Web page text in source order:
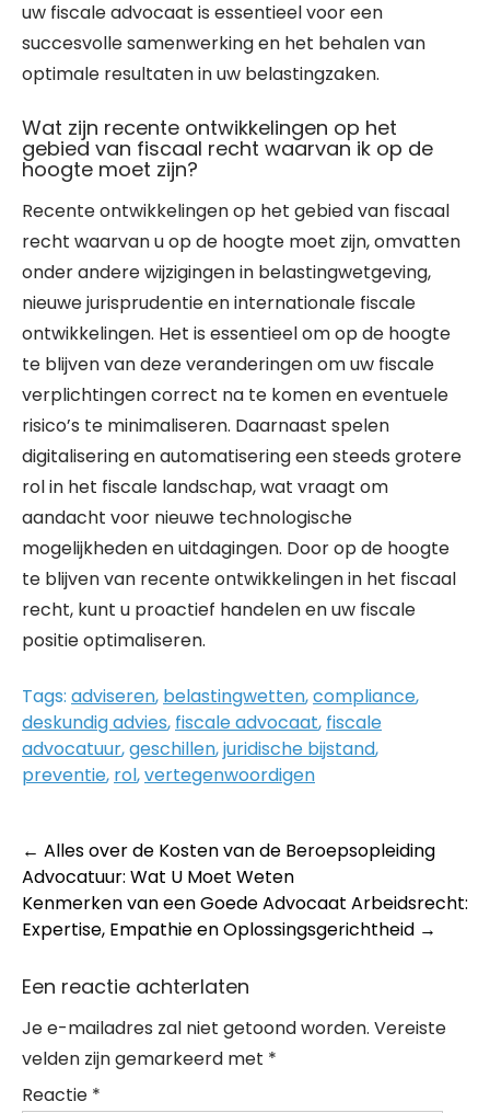
uw fiscale advocaat is essentieel voor een
succesvolle samenwerking en het behalen van
optimale resultaten in uw belastingzaken.
Wat zijn recente ontwikkelingen op het
gebied van fiscaal recht waarvan ik op de
hoogte moet zijn?
Recente ontwikkelingen op het gebied van fiscaal
recht waarvan u op de hoogte moet zijn, omvatten
onder andere wijzigingen in belastingwetgeving,
nieuwe jurisprudentie en internationale fiscale
ontwikkelingen. Het is essentieel om op de hoogte
te blijven van deze veranderingen om uw fiscale
verplichtingen correct na te komen en eventuele
risico’s te minimaliseren. Daarnaast spelen
digitalisering en automatisering een steeds grotere
rol in het fiscale landschap, wat vraagt om
aandacht voor nieuwe technologische
mogelijkheden en uitdagingen. Door op de hoogte
te blijven van recente ontwikkelingen in het fiscaal
recht, kunt u proactief handelen en uw fiscale
positie optimaliseren.
Tags: adviseren, belastingwetten,compliance,
deskundig advies, fiscale advocaat, fiscale
advocatuur,geschillen,juridische bijstand,
preventie, rol,vertegenwoordigen
Post
navigation
← Alles over de Kosten van de Beroepsopleiding
Advocatuur: Wat U Moet Weten
Kenmerken van een Goede Advocaat Arbeidsrecht:
Expertise, Empathie en Oplossingsgerichtheid →
Een reactie achterlaten
Je e-mailadres zal niet getoond worden. Vereiste
velden zijn gemarkeerd met *
Reactie *